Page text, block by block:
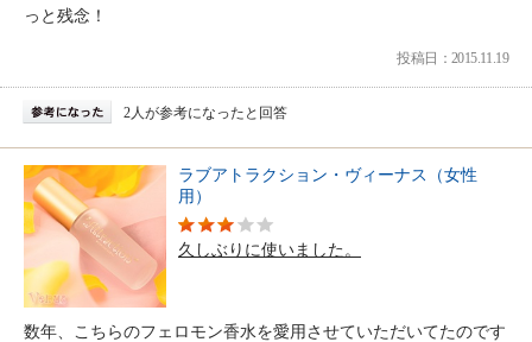
っと残念！
投稿日：2015.11.19
2人が参考になったと回答
ラブアトラクション・ヴィーナス（女性
用）
久しぶりに使いました。
数年、こちらのフェロモン香水を愛用させていただいてたのです